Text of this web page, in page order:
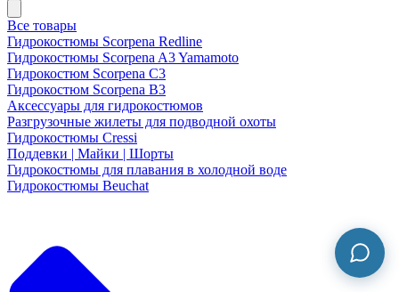
Все товары
Гидрокостюмы Scorpena Redline
Гидрокостюмы Scorpena A3 Yamamoto
Гидрокостюм Scorpena C3
Гидрокостюм Scorpena B3
Аксессуары для гидрокостюмов
Разгрузочные жилеты для подводной охоты
Гидрокостюмы Cressi
Поддевки | Майки | Шорты
Гидрокостюмы для плавания в холодной воде
Гидрокостюмы Beuchat